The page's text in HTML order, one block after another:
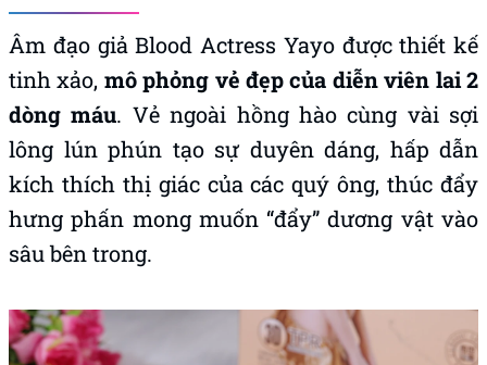
Âm đạo giả Blood Actress Yayo được thiết kế
tinh xảo, mô phỏng vẻ đẹp của diễn viên lai 2
dòng máu. Vẻ ngoài hồng hào cùng vài sợi
lông lún phún tạo sự duyên dáng, hấp dẫn
kích thích thị giác của các quý ông, thúc đẩy
hưng phấn mong muốn “đẩy” dương vật vào
sâu bên trong.